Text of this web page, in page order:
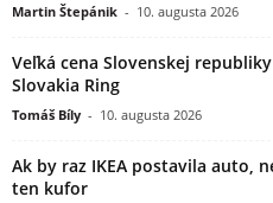
Martin Štepánik - 10. augusta 2026
Veľká cena Slovenskej
Slovakia Ring
Tomáš Bíly - 10. augusta 2026
Ak by raz IKEA postavila auto,
ten kufor